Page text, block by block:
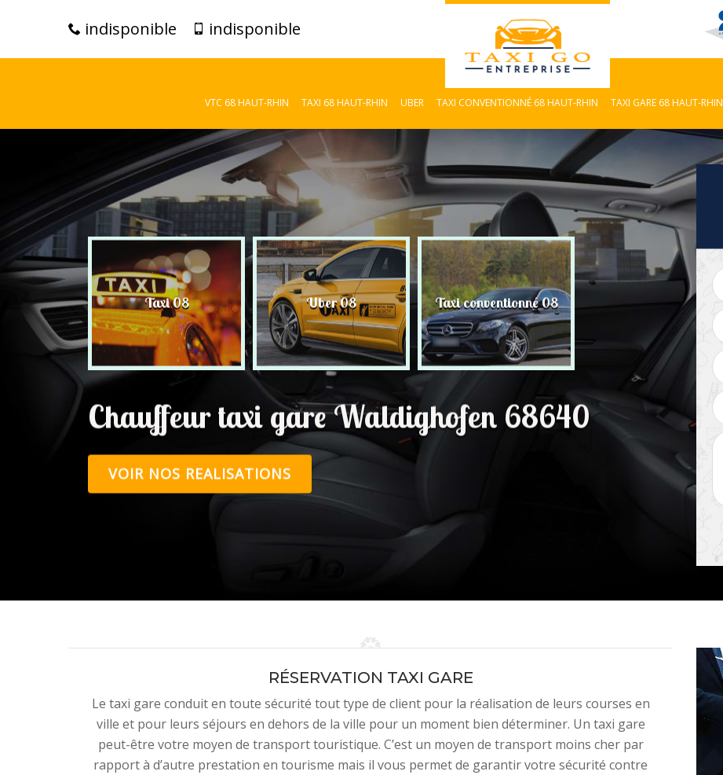
indisponible indisponible
VTC 68 HAUT-RHIN TAXI 68 HAUT-RHIN UBER TAXI CONVENTIONNÉ 68 HAUT-RHIN TAXI GARE 68 HAUT-RHIN
Taxi 08 Uber 08 Taxi conventionné 08 Taxi Gare 08
Chauffeur taxi gare Waldighofen 68640
VOIR NOS REALISATIONS
RÉSERVATION TAXI GARE
Le taxi gare conduit en toute sécurité tout type de client pour la réalisation de leurs courses en
ville et pour leurs séjours en dehors de la ville pour un moment bien déterminer. Un taxi gare
peut-être votre moyen de transport touristique. C’est un moyen de transport moins cher par
rapport à d’autre prestation en tourisme mais il vous permet de garantir votre sécurité contre